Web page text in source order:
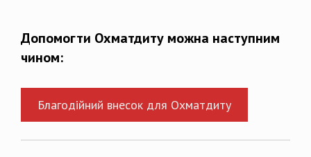
Допомогти Охматдиту можна наступним
чином:
Благодійний внесок для Охматдиту